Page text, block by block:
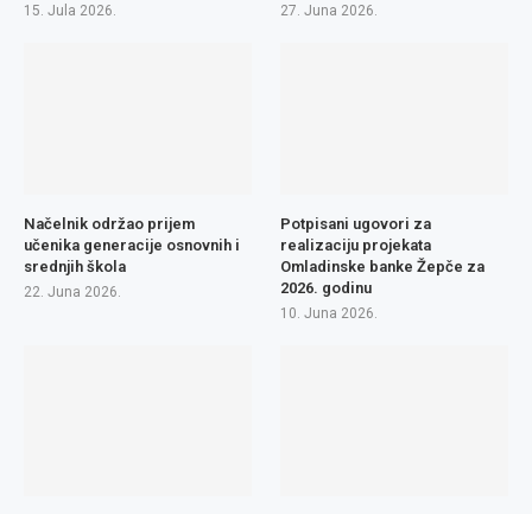
15. Jula 2026. 27. Juna 2026.
Načelnik održao prijem
učenika generacije osnovnih i
srednjih škola
22. Juna 2026.
Potpisani ugovori za
realizaciju projekata
Omladinske banke Žepče za
2026. godinu
10. Juna 2026.